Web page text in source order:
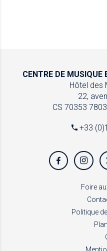
CENTRE DE MUSIQUE
Hôtel des
22,
CS 70353
+33
Foire
Politique